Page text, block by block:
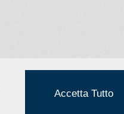
Accetta Tutto